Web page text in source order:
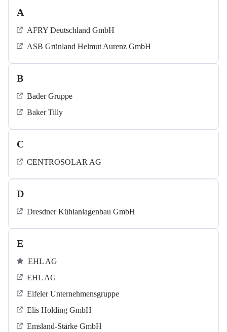
A
AFRY Deutschland GmbH
ASB Grün­land Helmut Au­renz GmbH
B
Bader Gruppe
Baker Tilly
C
CENTROSOLAR AG
D
Dresdner Kühlanlagenbau GmbH
E
EHL AG
EHL AG
Eifeler Unternehmensgruppe
Elis Holding GmbH
Emsland-Stärke GmbH